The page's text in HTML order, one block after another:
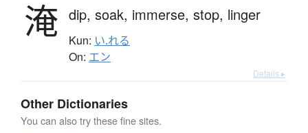
淹 dip, soak, immerse, stop, linger
Kun: い.れる
On: エン
Details ▸
Other Dictionaries
You can also try these fine sites.